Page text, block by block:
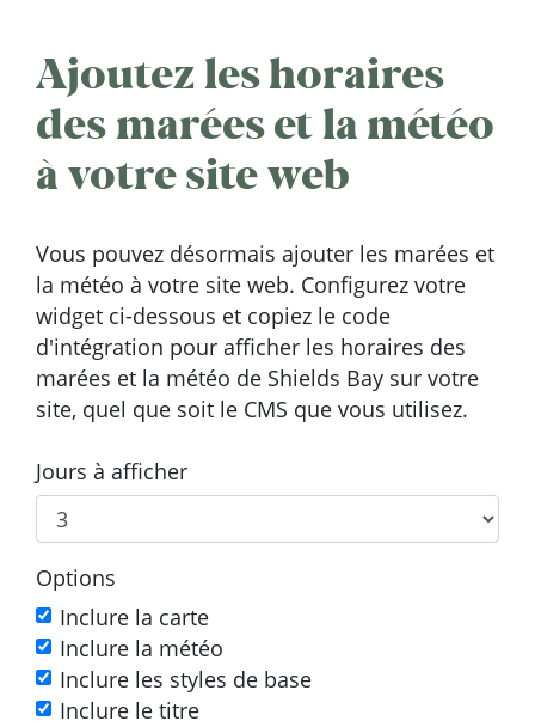
Ajoutez les horaires
des marées et la météo
à votre site web
Vous pouvez désormais ajouter les marées et
la météo à votre site web. Configurez votre
widget ci-dessous et copiez le code
d'intégration pour afficher les horaires des
marées et la météo de Shields Bay sur votre
site, quel que soit le CMS que vous utilisez.
Jours à afficher
Options
Inclure la carte
Inclure la météo
Inclure les styles de base
Inclure le titre